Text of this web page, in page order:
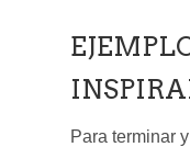
Para terminar